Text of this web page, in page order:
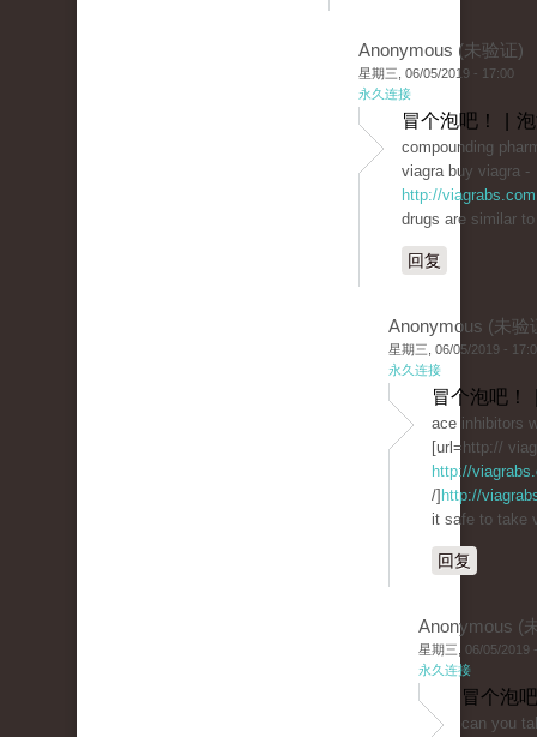
Anonymous (未验证)
星期三, 06/05/2019 - 17:00
永久连接
冒个泡吧！ |
compounding
viagra buy viagra -
http://viagrabs.com
drugs are similar
回复
Anonymous (未验
星期三, 06/05/2019 -
永久连接
冒个泡吧！
ace inhibitors
[url=http://
http://
/] http://
it safe to take
回复
Anonymous (
星期三, 06/05/2019
永久连接
冒个泡
can you